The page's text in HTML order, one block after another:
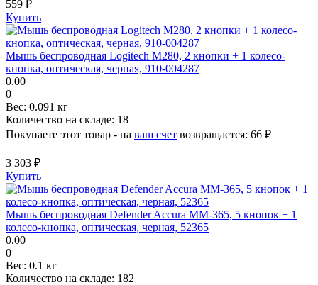
559 ₽
Купить
Мышь беспроводная Logitech M280, 2 кнопки + 1 колесо-
кнопка, оптическая, черная, 910-004287
0.00
0
Вес: 0.091 кг
Количество на складе: 18
Покупаете этот товар - на ваш счет возвращается: 66 ₽
3 303 ₽
Купить
Мышь беспроводная Defender Accura MM-365, 5 кнопок + 1
колесо-кнопка, оптическая, черная, 52365
0.00
0
Вес: 0.1 кг
Количество на складе: 182